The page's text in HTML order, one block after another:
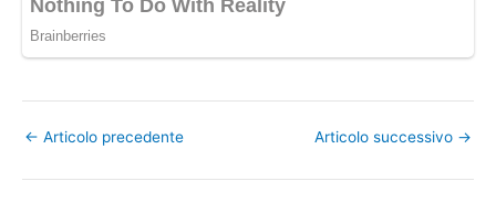
← Articolo precedente Articolo successivo →